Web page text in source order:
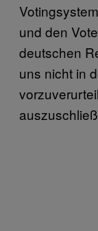
und den
deutschen
uns nicht in